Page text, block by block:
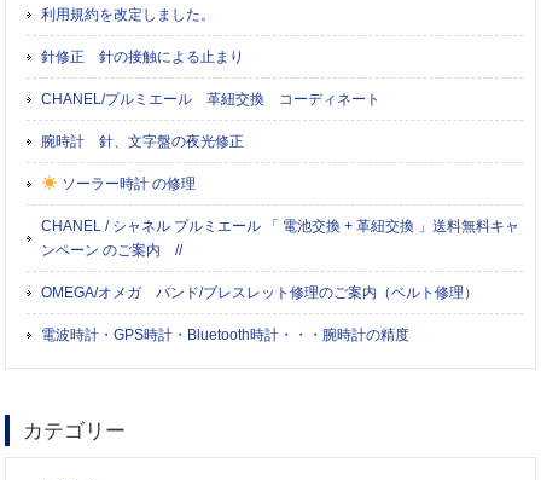
利用規約を改定しました。
針修正 針の接触による止まり
CHANEL/プルミエール 革紐交換 コーディネート
腕時計 針、文字盤の夜光修正
ソーラー時計 の修理
CHANEL / シャネル プルミエール 「 電池交換 + 革紐交換 」送料無料キャ
ンペーン のご案内 //
OMEGA/オメガ バンド/ブレスレット修理のご案内（ベルト修理）
電波時計・GPS時計・Bluetooth時計・・・腕時計の精度
カテゴリー